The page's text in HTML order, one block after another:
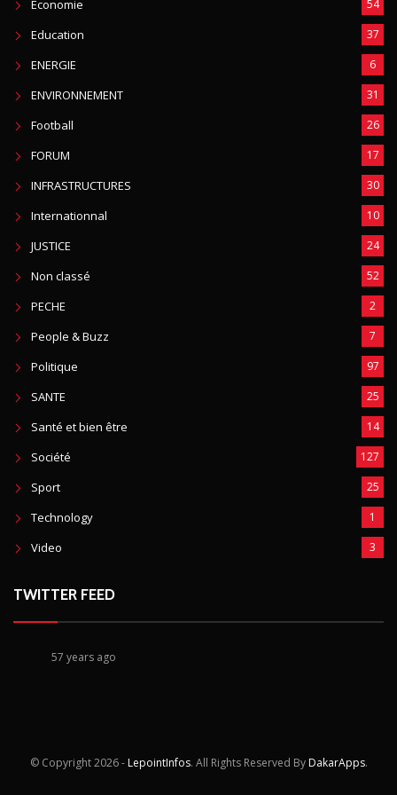
Economie 54
Education 37
ENERGIE 6
ENVIRONNEMENT 31
Football 26
FORUM 17
INFRASTRUCTURES 30
Internationnal 10
JUSTICE 24
Non classé 52
PECHE 2
People & Buzz 7
Politique 97
SANTE 25
Santé et bien être 14
Société 127
Sport 25
Technology 1
Video 3
TWITTER FEED
57 years ago
© Copyright2026 - LepointInfos. All Rights Reserved By DakarApps.